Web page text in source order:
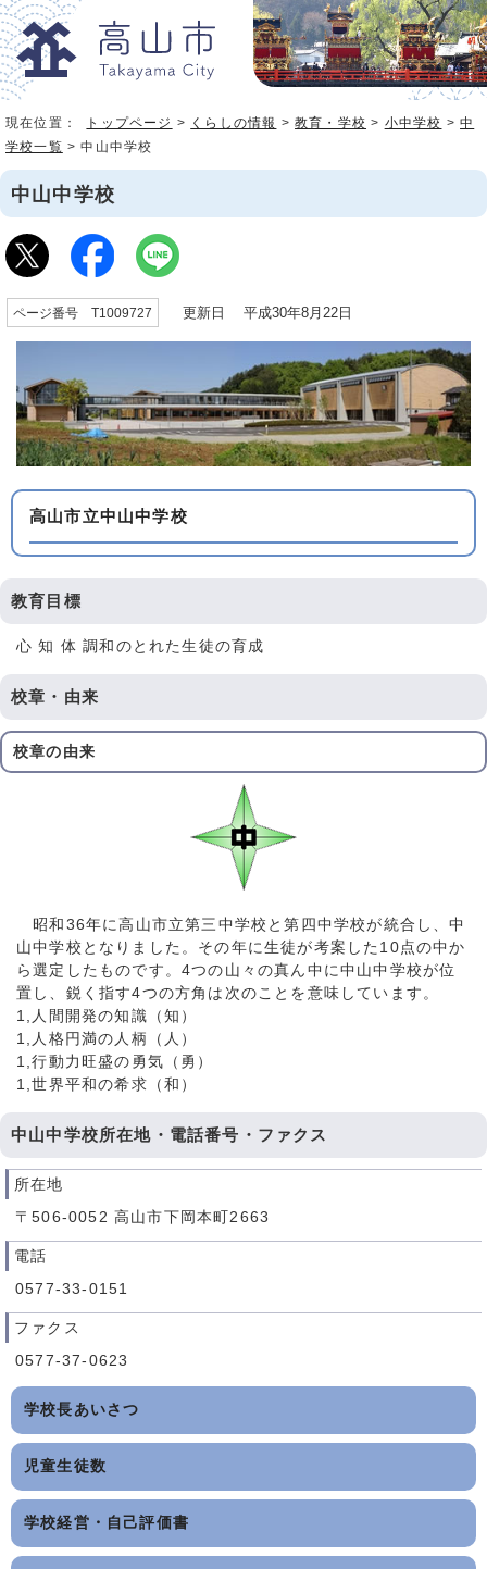
現在位置： トップページ > くらしの情報 >教育・学校 > 小中学校 >中
学校一覧 > 中山中学校
中山中学校
ページ番号 T1009727 更新日 平成30年8月22日
高山市立中山中学校
教育目標
心 知 体 調和のとれた生徒の育成
校章・由来
校章の由来
昭和36年に高山市立第三中学校と第四中学校が統合し、中
山中学校となりました。その年に生徒が考案した10点の中か
ら選定したものです。4つの山々の真ん中に中山中学校が位
置し、鋭く指す4つの方角は次のことを意味しています。
1,人間開発の知識（知）
1,人格円満の人柄（人）
1,行動力旺盛の勇気（勇）
1,世界平和の希求（和）
中山中学校所在地・電話番号・ファクス
所在地
〒506-0052 高山市下岡本町2663
電話
0577-33-0151
ファクス
0577-37-0623
学校長あいさつ
児童生徒数
学校経営・自己評価書